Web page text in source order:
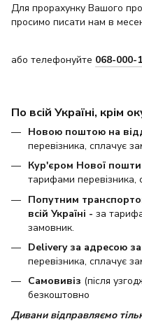
Для прорахунку Вашого
просимо писати нам в
або телефонуйте 068-000-
По всій Україні, крім
Новою поштою на
перевізника, сплачує
Кур'єром Нової
тарифами перевізника,
Попутним
всій Україні - за
замовник.
Delivery за адресою
перевізника, сплачує
Самовивіз (після
безкоштовно
Дивани відправляємо